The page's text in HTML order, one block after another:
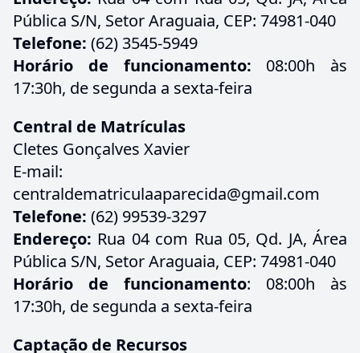
Pública S/N, Setor Araguaia, CEP: 74981-040
Telefone: (62) 3545-5949
Horário de funcionamento: 08:00h às
17:30h, de segunda a sexta-feira
Central de Matrículas
Cletes Gonçalves Xavier
E-mail:
centraldematriculaaparecida@gmail.com
Telefone: (62) 99539-3297
Endereço: Rua 04 com Rua 05, Qd. JA, Área
Pública S/N, Setor Araguaia, CEP: 74981-040
Horário de funcionamento: 08:00h às
17:30h, de segunda a sexta-feira
Captação de Recursos